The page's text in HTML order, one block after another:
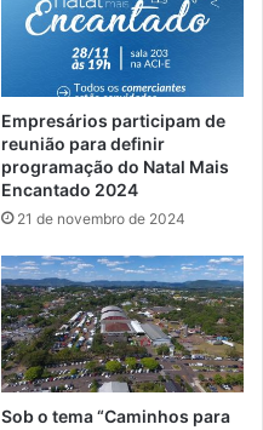
Empresários participam de
reunião para definir
programação do Natal Mais
Encantado 2024
21 de novembro de 2024
Sob o tema “Caminhos para